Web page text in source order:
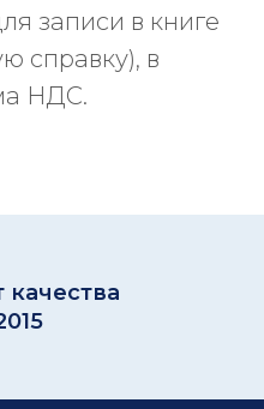
записи в книге
справку), в
НДС.
качества